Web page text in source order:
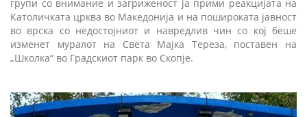
групи со внимание и загриженост ја прими реакцијата на
Католичката црква во Македонија и на пошироката јавност
во врска со недостојниот и навредлив чин со кој беше
изменет муралот на Света Мајка Тереза, поставен на
„Школка“ во Градскиот парк во Скопје.